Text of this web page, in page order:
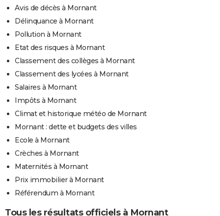
Avis de décès à Mornant
Délinquance à Mornant
Pollution à Mornant
Etat des risques à Mornant
Classement des collèges à Mornant
Classement des lycées à Mornant
Salaires à Mornant
Impôts à Mornant
Climat et historique météo de Mornant
Mornant : dette et budgets des villes
Ecole à Mornant
Crèches à Mornant
Maternités à Mornant
Prix immobilier à Mornant
Référendum à Mornant
Tous les résultats officiels à Mornant